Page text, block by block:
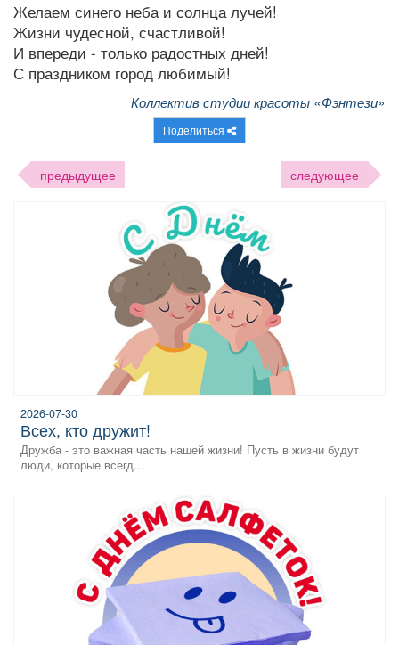
Желаем синего неба и солнца лучей!
Жизни чудесной, счастливой!
И впереди - только радостных дней!
С праздником город любимый!
Коллектив студии красоты «Фэнтези»
Поделиться
следующее
предыдущее
2026-07-30
всех, кто дружит!
Дружба - это важная часть нашей жизни! Пусть в жизни будут
люди, которые всегд...